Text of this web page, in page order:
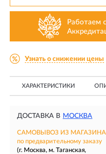
Работаем
Узнать о снижении цены
ХАРАКТЕРИСТИКИ
ДОСТАВКА В МОСКВА
САМОВЫВОЗ ИЗ МАГАЗИНА
по предварительному заказу
(г. Москва, м. Таганская,